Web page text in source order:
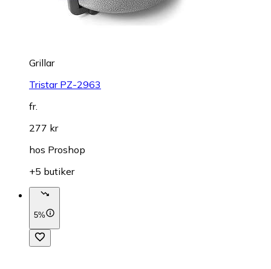
Grillar
Tristar PZ-2963
fr.
277 kr
hos Proshop
+5 butiker
5%